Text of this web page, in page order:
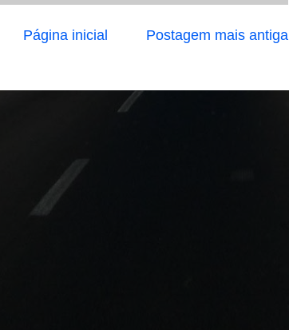
Postagem mais antiga
Página inicial